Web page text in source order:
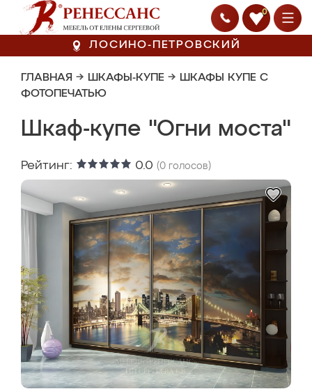
0
ЛОСИНО-ПЕТРОВСКИЙ
ГЛАВНАЯ → ШКАФЫ-КУПЕ → ШКАФЫ КУПЕ С
ФОТОПЕЧАТЬЮ
Шкаф-купе "Огни моста"
Рейтинг: 0.0 (0 голосов)